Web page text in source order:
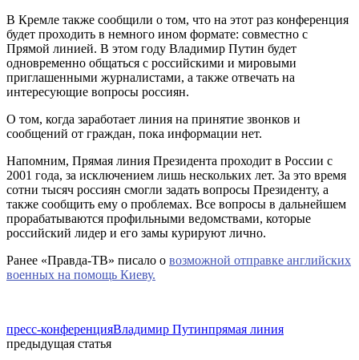
В Кремле также сообщили о том, что на этот раз конференция
будет проходить в немного ином формате: совместно с
Прямой линией. В этом году Владимир Путин будет
одновременно общаться с российскими и мировыми
приглашенными журналистами, а также отвечать на
интересующие вопросы россиян.
О том, когда заработает линия на принятие звонков и
сообщений от граждан, пока информации нет.
Напомним, Прямая линия Президента проходит в России с
2001 года, за исключением лишь нескольких лет. За это время
сотни тысяч россиян смогли задать вопросы Президенту, а
также сообщить ему о проблемах. Все вопросы в дальнейшем
прорабатываются профильными ведомствами, которые
российский лидер и его замы курируют лично.
Ранее «Правда-ТВ» писало о возможной отправке английских
военных на помощь Киеву.
пресс-конференцияВладимир Путинпрямая линия
предыдущая статья